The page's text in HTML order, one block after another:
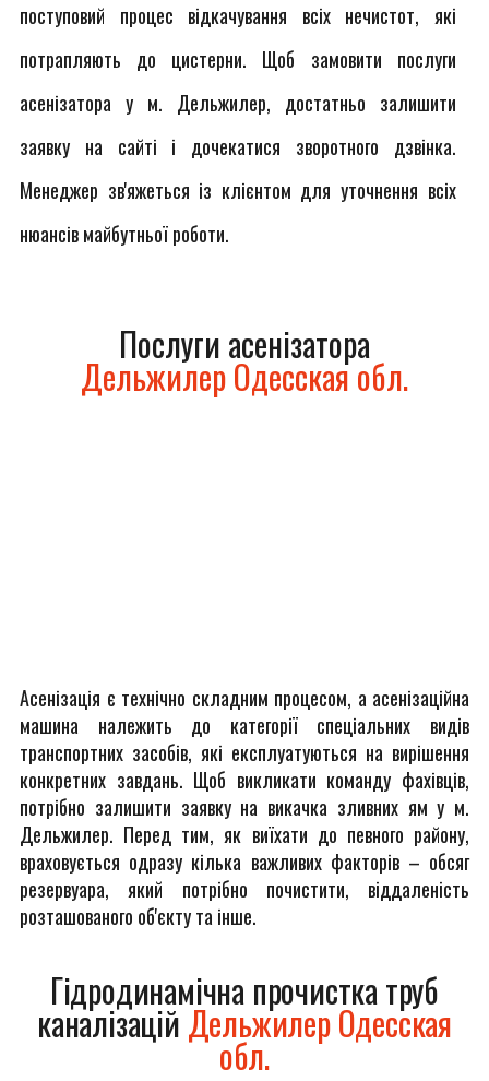
поступовий процес відкачування всіх нечистот, які
потрапляють до цистерни. Щоб замовити послуги
асенізатора у м. Дельжилер, достатньо залишити
заявку на сайті і дочекатися зворотного дзвінка.
Менеджер зв'яжеться із клієнтом для уточнення всіх
нюансів майбутньої роботи.
Послуги асенізатора
Дельжилер Одесская обл.
Асенізація є технічно складним процесом, а асенізаційна
машина належить до категорії спеціальних видів
транспортних засобів, які експлуатуються на вирішення
конкретних завдань. Щоб викликати команду фахівців,
потрібно залишити заявку на викачка зливних ям у м.
Дельжилер. Перед тим, як виїхати до певного району,
враховується одразу кілька важливих факторів – обсяг
резервуара, який потрібно почистити, віддаленість
розташованого об'єкту та інше.
Гідродинамічна прочистка труб
каналізацій Дельжилер Одесская
обл.